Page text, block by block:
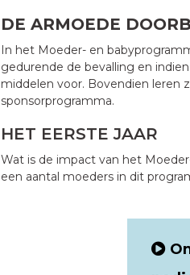
DE ARMOEDE
In het Moeder- en
gedurende de bevalling en
middelen voor. Bovendien leren
sponsorprogramma.
HET EERSTE JAAR
Wat is de impact van het
een aantal moeders in dit